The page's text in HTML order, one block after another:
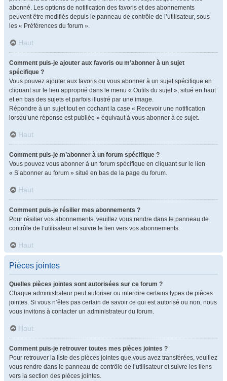
abonné. Les options de notification des favoris et des abonnements
peuvent être modifiés depuis le panneau de contrôle de l’utilisateur, sous
les « Préférences du forum ».
Haut
Comment puis-je ajouter aux favoris ou m’abonner à un sujet
spécifique ?
Vous pouvez ajouter aux favoris ou vous abonner à un sujet spécifique en
cliquant sur le lien approprié dans le menu « Outils du sujet », situé en haut
et en bas des sujets et parfois illustré par une image.
Répondre à un sujet tout en cochant la case « Recevoir une notification
lorsqu’une réponse est publiée » équivaut à vous abonner à ce sujet.
Haut
Comment puis-je m’abonner à un forum spécifique ?
Vous pouvez vous abonner à un forum spécifique en cliquant sur le lien
« S’abonner au forum » situé en bas de la page du forum.
Haut
Comment puis-je résilier mes abonnements ?
Pour résilier vos abonnements, veuillez vous rendre dans le panneau de
contrôle de l’utilisateur et suivre le lien vers vos abonnements.
Haut
Pièces jointes
Quelles pièces jointes sont autorisées sur ce forum ?
Chaque administrateur peut autoriser ou interdire certains types de pièces
jointes. Si vous n’êtes pas certain de savoir ce qui est autorisé ou non, nous
vous invitons à contacter un administrateur du forum.
Haut
Comment puis-je retrouver toutes mes pièces jointes ?
Pour retrouver la liste des pièces jointes que vous avez transférées, veuillez
vous rendre dans le panneau de contrôle de l’utilisateur et suivre les liens
vers la section des pièces jointes.